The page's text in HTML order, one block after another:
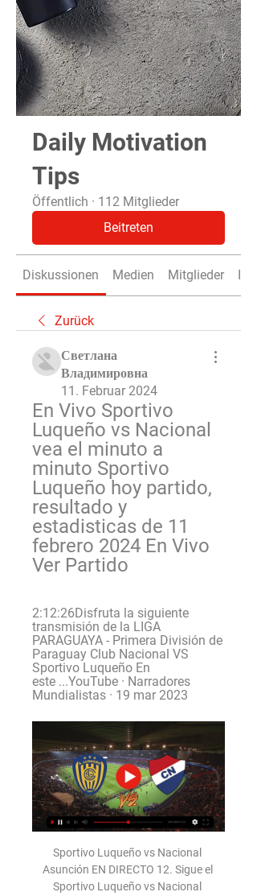
Daily Motivation
Tips
Öffentlich · 112 Mitglieder
Beitreten
Diskussionen Medien Mitglieder Info
Zurück
Светлана
Владимировна
11. Februar 2024
En Vivo Sportivo
Luqueño vs Nacional
vea el minuto a
minuto Sportivo
Luqueño hoy partido,
resultado y
estadisticas de 11
febrero 2024 En Vivo
Ver Partido
2:12:26Disfruta la siguiente
transmisión de la LIGA
PARAGUAYA - Primera División de
Paraguay Club Nacional VS
Sportivo Luqueño En
este ...YouTube · Narradores
Mundialistas · 19 mar 2023
Sportivo Luqueño vs Nacional
Asunción EN DIRECTO 12. Sigue el
Sportivo Luqueño vs Nacional